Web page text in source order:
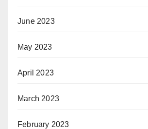
June 2023
May 2023
April 2023
March 2023
February 2023